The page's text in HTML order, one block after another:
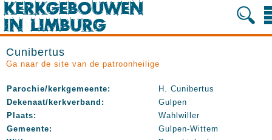
Cunibertus
Ga naar de site van de patroonheilige
Parochie/kerkgemeente:
H. Cunibertus
Dekenaat/kerkverband:
Gulpen
Plaats:
Wahlwiller
Gemeente:
Gulpen-Wittem